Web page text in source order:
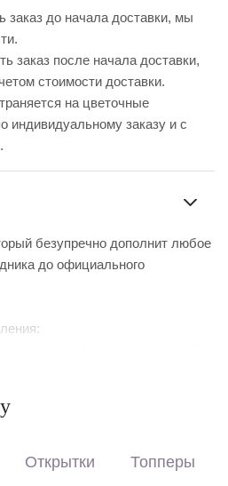
до начала доставки, мы
заказ после начала доставки,
стоимости доставки.
на цветочные
индивидуальному заказу и с
безупречно дополнит любое
до официального
минималистичный вариант
Открытки Топперы